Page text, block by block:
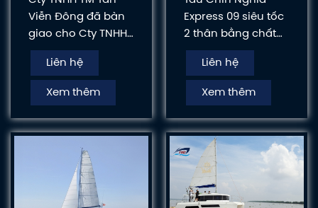
Viễn Đông đã bàn
giao cho Cty TNHH
2 Thành Viên
Thương Mại Dịch
chở khách siêu tốc
chạy tuyến Vân
Đồn - Cô Tô.
Liên hệ
Xem thêm
Express 09 siêu tốc
2 thân bằng chất
liệu Composite, có
chiều dài 37m,
có sức chở lên đến
hơn 280 hành
khách/ chuyến.
Liên hệ
Xem thêm